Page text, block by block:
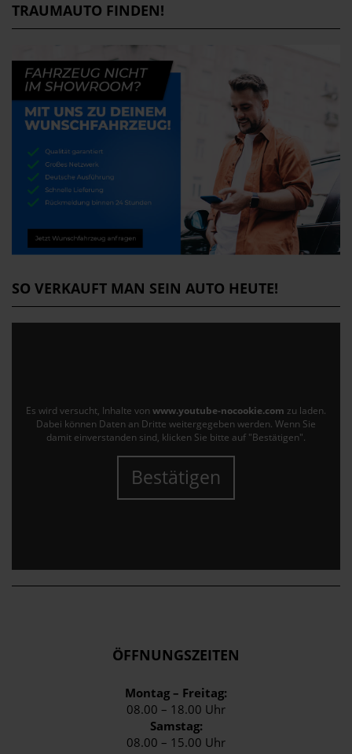
TRAUMAUTO FINDEN!
SO VERKAUFT MAN SEIN AUTO HEUTE!
Es wird versucht, Inhalte von www.youtube-nocookie.com zu laden.
Dabei können Daten an Dritte weitergegeben werden. Wenn Sie
damit einverstanden sind, klicken Sie bitte auf "Bestätigen".
Bestätigen
ÖFFNUNGSZEITEN
Montag – Freitag:
08.00 – 18.00 Uhr
Samstag:
08.00 – 15.00 Uhr